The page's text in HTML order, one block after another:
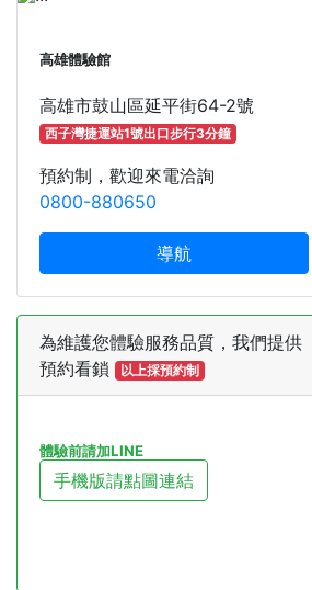
高雄體驗館
高雄市鼓山區延平街64-2號
西子灣捷運站1號出口步行3分鐘
預約制，歡迎來電洽詢
0800-880650
導航
為維護您體驗服務品質，我們提供
預約看鎖
以上採預約制
體驗前請加LINE
手機版請點圖連結